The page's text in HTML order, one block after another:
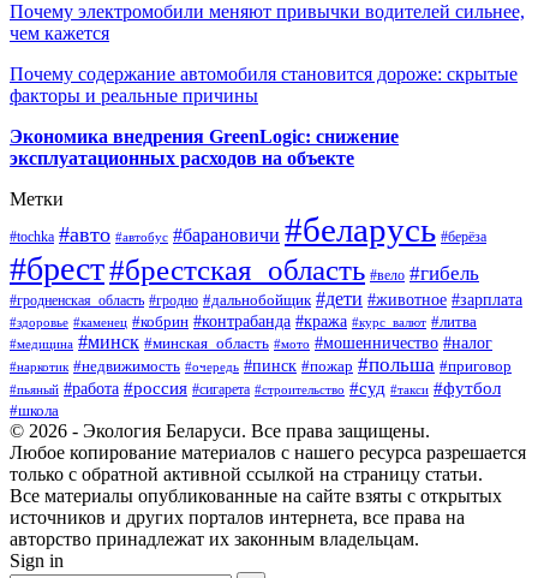
Почему электромобили меняют привычки водителей сильнее,
чем кажется
Почему содержание автомобиля становится дороже: скрытые
факторы и реальные причины
Экономика внедрения GreenLogic: снижение
эксплуатационных расходов на объекте
Метки
#tochka #авто #автобус #барановичи #беларусь #берёза
#брест#брестская_область #вело #гибель
#гродненская_область #гродно #дальнобойщик #дети #животное #зарплата
#здоровье #каменец #кобрин #контрабанда #кража #курс_валют #литва
#медицина #минск #минская_область #мото #мошенничество #налог
#наркотик #недвижимость #очередь #пинск #пожар #польша #приговор
#пьяный #работа #россия #сигарета #строительство #суд #такси #футбол
#школа
© 2026 - Экология Беларуси. Все права защищены.
Любое копирование материалов с нашего ресурса разрешается
только с обратной активной ссылкой на страницу статьи.
Все материалы опубликованные на сайте взяты с открытых
источников и других порталов интернета, все права на
авторство принадлежат их законным владельцам.
Sign in